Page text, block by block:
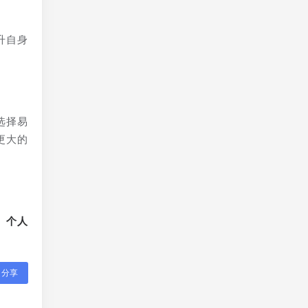
自身
择易
大的
个人
分享